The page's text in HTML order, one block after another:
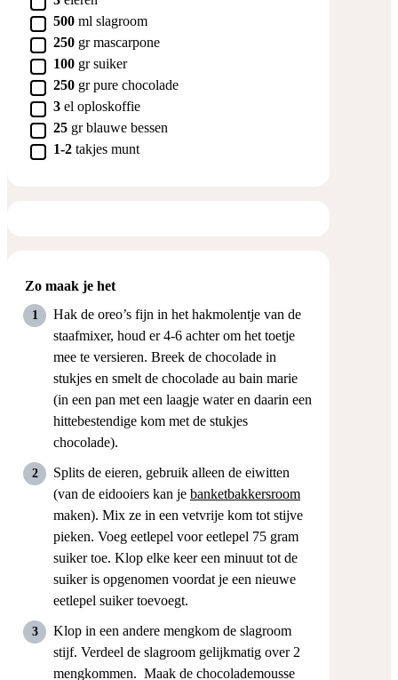
▢
1 pak oreo koekjes
▢
3 eieren
▢
500 mlslagroom
▢
250 gr mascarpone
▢
100 gr suiker
▢
250 gr pure chocolade
▢
3 el oploskoffie
Zo maak je het
Hak de oreo’s fijn in het hakmolentje van de
staafmixer, houd er 4-6 achter om het toetje
mee te versieren. Breek de chocolade in
stukjes en smelt de chocolade au bain marie
(in een pan met een laagje water en daarin een
hittebestendige kom met de stukjes
chocolade).
Splits de eieren, gebruik alleen de eiwitten
(van de eidooiers kan jebanketbakkersroom
maken). Mix ze in een vetvrije kom tot stijve
pieken. Voeg eetlepel voor eetlepel 75 gram
suiker toe. Klop elke keer een minuut tot de
suiker is opgenomen voordat je een nieuwe
eetlepel suiker toevoegt.